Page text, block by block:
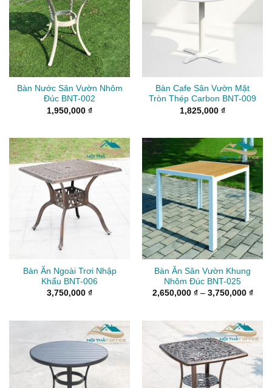
Bàn Nước Sân Vườn Nhôm
Đúc BNT-002
1,950,000 ₫
Bàn Cafe Sân Vườn Mặt
Tròn Thép Carbon BNT-009
1,825,000 ₫
Bàn Ăn Ngoài Trơi Nhập
Khẩu BNT-006
3,750,000 ₫
Bàn Ăn Sân Vườn Khung
Nhôm Đúc BNT-025
2,650,000 ₫ – 3,750,000 ₫